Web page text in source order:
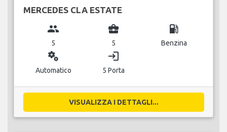
MERCEDES CLA ESTATE
group
5
business_center
5
local_gas_station
Benzina
miscellaneous_services
Automatico
login
5 Porta
VISUALIZZA I DETTAGLI...